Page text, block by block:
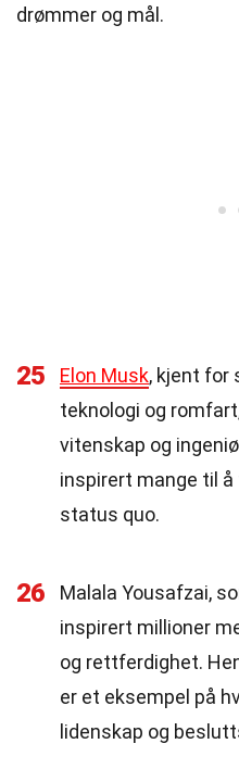
drømmer og mål.
25 Elon Musk, kjent for
teknologi og
vitenskap og
inspirert mange til
status quo.
26
Malala Yousafzai,
inspirert millioner
og rettferdighet.
er et eksempel på
lidenskap og